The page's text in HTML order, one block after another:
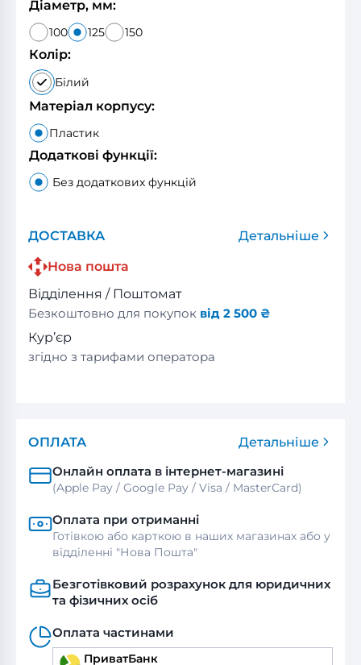
Діаметр, мм:
100 125 150
Колір:
Білий
Матеріал корпусу:
Пластик
Додаткові функції:
Без додаткових функцій
ДОСТАВКА
Детальніше
Нова пошта
Відділення / Поштомат
Безкоштовно для покупок від 2 500 ₴
Кур’єр
згідно з тарифами оператора
ОПЛАТА
Детальніше
Онлайн оплата в інтернет-магазині
(Apple Pay / Google Pay / Visa / MasterСard)
Оплата при отриманні
Готівкою або карткою в наших магазинах або у
відділенні "Нова Пошта"
Безготівковий розрахунок для юридичних
та фізичних осіб
Оплата частинами
ПриватБанк